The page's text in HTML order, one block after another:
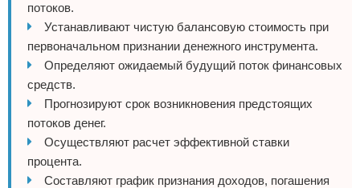
потоков.
Устанавливают чистую балансовую стоимость при
первоначальном признании денежного инструмента.
Определяют ожидаемый будущий поток финансовых
средств.
Прогнозируют срок возникновения предстоящих
потоков денег.
Осуществляют расчет эффективной ставки
процента.
Составляют график признания доходов, погашения